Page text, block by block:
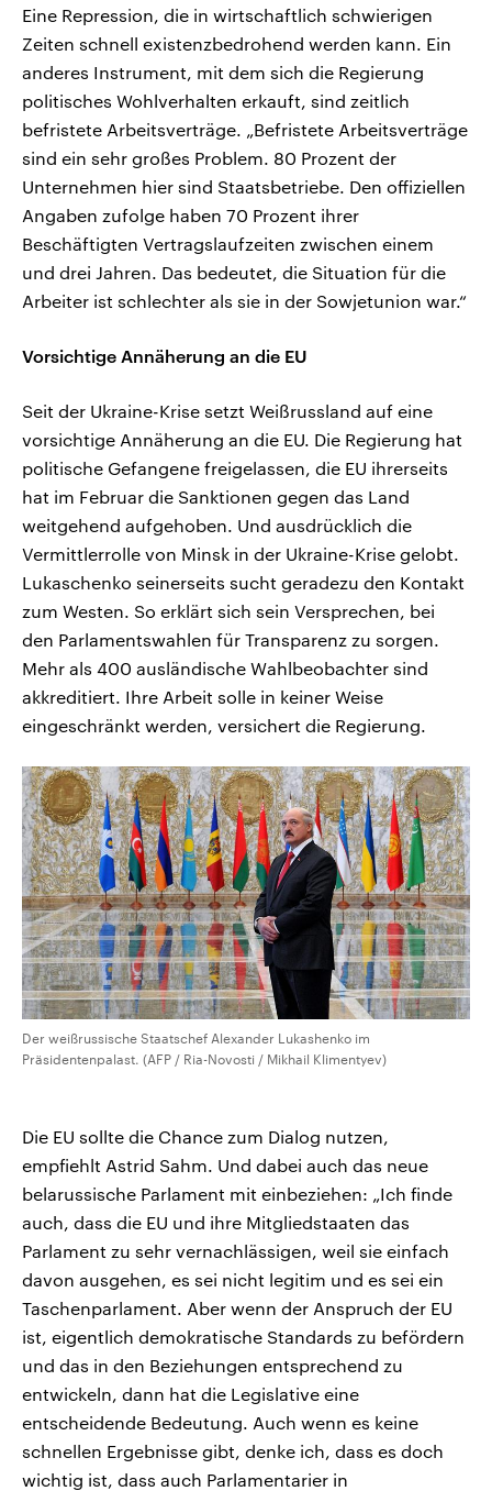
Eine Repression, die in wirtschaftlich schwierigen
Zeiten schnell existenzbedrohend werden kann. Ein
anderes Instrument, mit dem sich die Regierung
politisches Wohlverhalten erkauft, sind zeitlich
befristete Arbeitsverträge. „Befristete Arbeitsverträge
sind ein sehr großes Problem. 80 Prozent der
Unternehmen hier sind Staatsbetriebe. Den offiziellen
Angaben zufolge haben 70 Prozent ihrer
Beschäftigten Vertragslaufzeiten zwischen einem
und drei Jahren. Das bedeutet, die Situation für die
Arbeiter ist schlechter als sie in der Sowjetunion war.“
Vorsichtige Annäherung an die EU
Seit der Ukraine-Krise setzt Weißrussland auf eine
vorsichtige Annäherung an die EU. Die Regierung hat
politische Gefangene freigelassen, die EU ihrerseits
hat im Februar die Sanktionen gegen das Land
weitgehend aufgehoben. Und ausdrücklich die
Vermittlerrolle von Minsk in der Ukraine-Krise gelobt.
Lukaschenko seinerseits sucht geradezu den Kontakt
zum Westen. So erklärt sich sein Versprechen, bei
den Parlamentswahlen für Transparenz zu sorgen.
Mehr als 400 ausländische Wahlbeobachter sind
akkreditiert. Ihre Arbeit solle in keiner Weise
eingeschränkt werden, versichert die Regierung.
Der weißrussische Staatschef Alexander Lukashenko im
Präsidentenpalast. (AFP / Ria-Novosti / Mikhail Klimentyev)
Die EU sollte die Chance zum Dialog nutzen,
empfiehlt Astrid Sahm. Und dabei auch das neue
belarussische Parlament mit einbeziehen: „Ich finde
auch, dass die EU und ihre Mitgliedstaaten das
Parlament zu sehr vernachlässigen, weil sie einfach
davon ausgehen, es sei nicht legitim und es sei ein
Taschenparlament. Aber wenn der Anspruch der EU
ist, eigentlich demokratische Standards zu befördern
und das in den Beziehungen entsprechend zu
entwickeln, dann hat die Legislative eine
entscheidende Bedeutung. Auch wenn es keine
schnellen Ergebnisse gibt, denke ich, dass es doch
wichtig ist, dass auch Parlamentarier in